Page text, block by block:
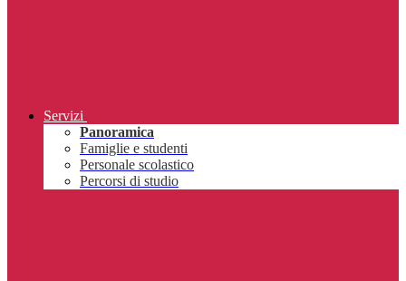
Servizi
Panoramica
Famiglie e studenti
Personale scolastico
Percorsi di studio